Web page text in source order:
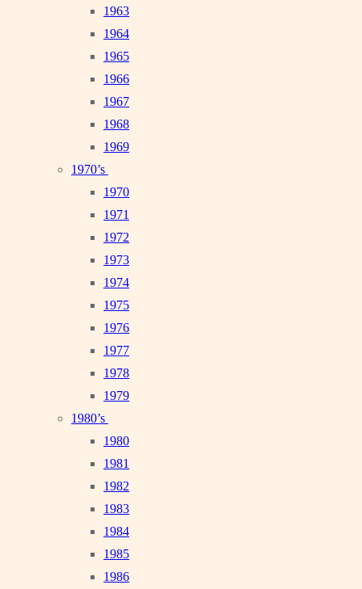
1963
1964
1965
1966
1967
1968
1969
1970’s
1970
1971
1972
1973
1974
1975
1976
1977
1978
1979
1980’s
1980
1981
1982
1983
1984
1985
1986